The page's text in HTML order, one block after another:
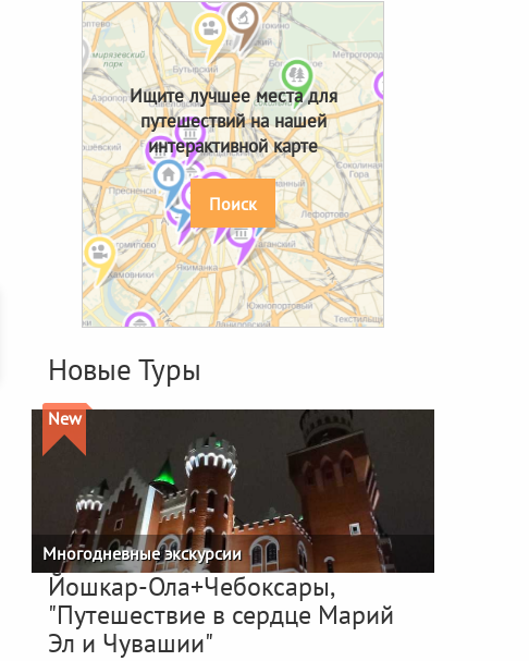
Ищите лучшее места для
путешествий на нашей
интерактивной карте
Поиск
Новые Туры
New
Многодневные экскурсии
Йошкар-Ола+Чебоксары,
"Путешествие в сердце Марий
Эл и Чувашии"